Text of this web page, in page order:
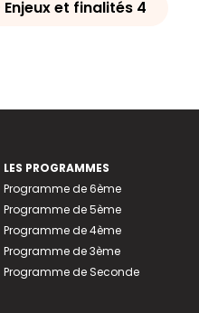
et finalités 4
LES PROGRAMMES
Programme de 6ème
Programme de 5ème
Programme de 4ème
Programme de 3ème
Programme de Seconde